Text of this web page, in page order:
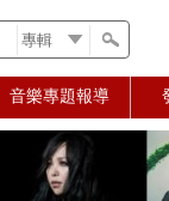
音樂專題報導